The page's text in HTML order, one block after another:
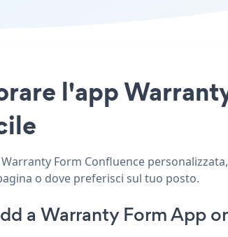
l'app
Form Confluence
o dove preferisci sul tuo posto.
a Warranty Form App